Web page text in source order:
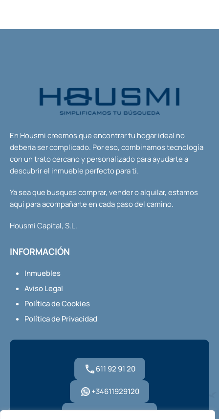
En Housmi creemos que encontrar tu hogar ideal no
debería ser complicado. Por eso, combinamos tecnología
con un trato cercano y personalizado para ayudarte a
descubrir el inmueble perfecto para ti.
Ya sea que busques comprar, vender o alquilar, estamos
aquí para acompañarte en cada paso del camino.
Housmi Capital, S.L.
INFORMACIÓN
Inmuebles
Aviso Legal
Política de Cookies
Política de Privacidad
611 92 91 20
+34611929120